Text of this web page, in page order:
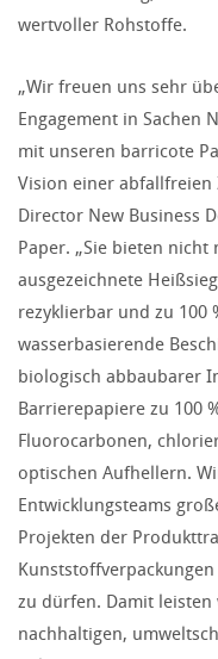
wertvoller Rohstoffe.
„Wir freuen uns sehr
Engagement in Sachen
mit unseren barricote
Vision einer abfallfreien
Director New Business
Paper. „Sie bieten
ausgezeichnete
rezyklierbar und zu 100
wasserbasierende
biologisch abbaubarer
Barrierepapiere zu 100
Fluorocarbonen,
optischen Aufhellern.
Entwicklungsteams
Projekten der
zu dürfen. Damit
nachhaltigen,